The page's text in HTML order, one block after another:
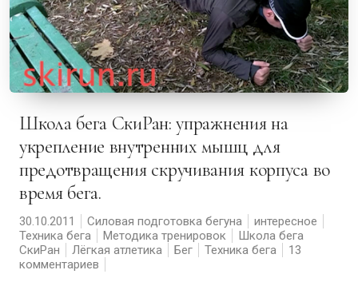
Школа бега СкиРан: упражнения на
укрепление внутренних мышц для
предотвращения скручивания корпуса во
время бега.
30.10.2011 Силовая подготовка бегуна
интересное
Техника бега
Методика тренировок
Школа бега
СкиРан
Лёгкая атлетика Бег Техника бега
13
комментариев